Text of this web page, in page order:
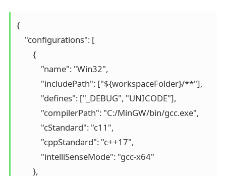
{
    "configurations": [
        {
            "name": "Win32",
            "includePath": ["${workspaceFolder}/**"],
            "defines": ["_DEBUG", "UNICODE"],
            "compilerPath": "C:/MinGW/bin/gcc.exe",
            "cStandard": "c11",
            "cppStandard": "c++17",
            "intelliSenseMode": "gcc-x64"
        },